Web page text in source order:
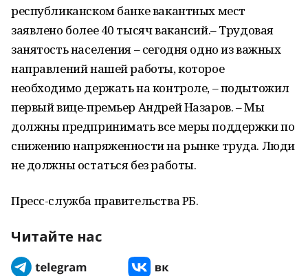
республиканском банке вакантных мест
заявлено более 40 тысяч вакансий.– Трудовая
занятость населения – сегодня одно из важных
направлений нашей работы, которое
необходимо держать на контроле, – подытожил
первый вице-премьер Андрей Назаров. – Мы
должны предпринимать все меры поддержки по
снижению напряженности на рынке труда. Люди
не должны остаться без работы.
Пресс-служба правительства РБ.
Читайте нас